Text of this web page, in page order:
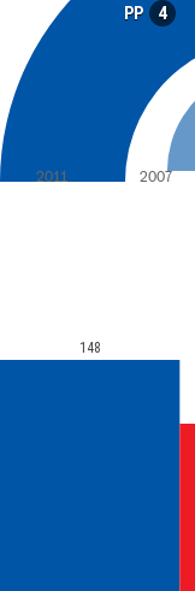
PP 4
2011 2007
148